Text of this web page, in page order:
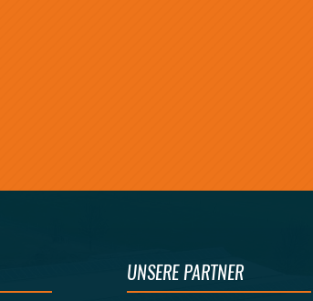
UNSERE PARTNER